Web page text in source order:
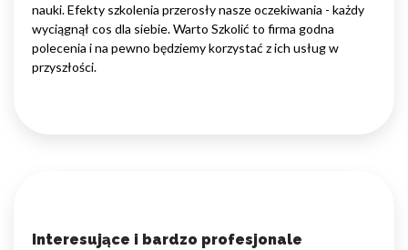
nauki. Efekty szkolenia przerosły nasze oczekiwania - każdy
wyciągnął cos dla siebie. Warto Szkolić to firma godna
polecenia i na pewno będziemy korzystać z ich usług w
przyszłości.
Interesujące i bardzo profesjonale